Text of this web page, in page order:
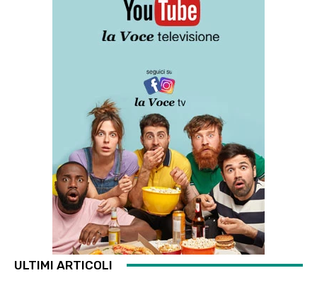
ULTIMI ARTICOLI